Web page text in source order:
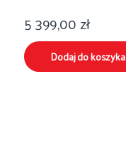
5 399,00zł
Dodaj do koszyka